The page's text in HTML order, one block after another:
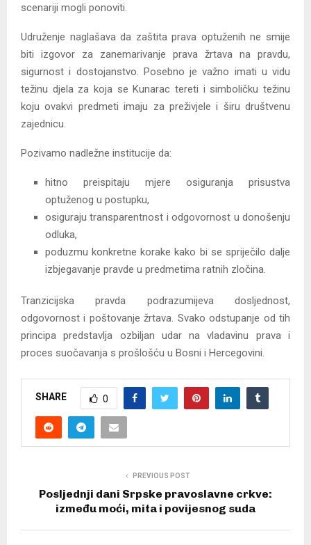
scenariji mogli ponoviti.
Udruženje naglašava da zaštita prava optuženih ne smije
biti izgovor za zanemarivanje prava žrtava na pravdu,
sigurnost i dostojanstvo. Posebno je važno imati u vidu
težinu djela za koja se Kunarac tereti i simboličku težinu
koju ovakvi predmeti imaju za preživjele i širu društvenu
zajednicu.
Pozivamo nadležne institucije da:
hitno preispitaju mjere osiguranja prisustva
optuženog u postupku,
osiguraju transparentnost i odgovornost u donošenju
odluka,
poduzmu konkretne korake kako bi se spriječilo dalje
izbjegavanje pravde u predmetima ratnih zločina.
Tranzicijska pravda podrazumijeva dosljednost,
odgovornost i poštovanje žrtava. Svako odstupanje od tih
principa predstavlja ozbiljan udar na vladavinu prava i
proces suočavanja s prošlošću u Bosni i Hercegovini.
SHARE 0
PREVIOUS POST
Posljednji dani Srpske pravoslavne crkve:
između moći, mita i povijesnog suda